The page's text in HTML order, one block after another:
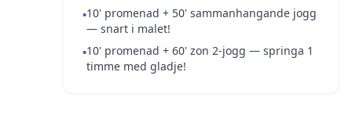
•10' promenad + 50' sammanhangande jogg
— snart i malet!
•10' promenad + 60' zon 2-jogg — springa 1
timme med gladje!